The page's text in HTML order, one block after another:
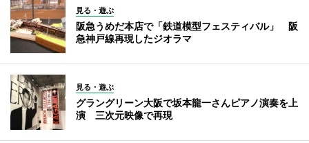
見る・遊ぶ
阪急うめだ本店で「鉄道模型フェスティバル」 阪
急神戸線再現したジオラマ
見る・遊ぶ
グラングリーン大阪で坂本龍一さんピアノ演奏を上
演 三次元映像で再現